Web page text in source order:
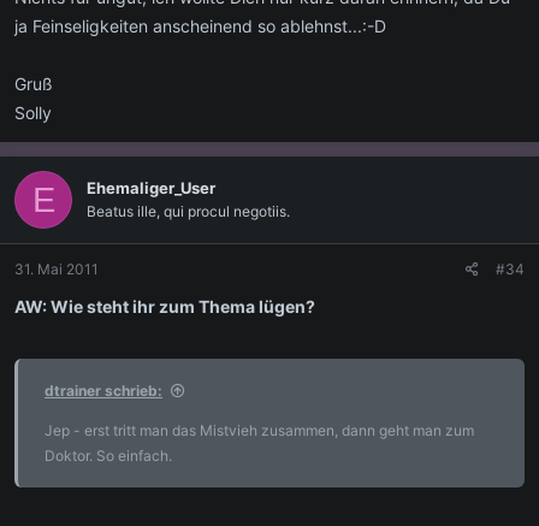
ja Feinseligkeiten anscheinend so ablehnst...:-D
Gruß
Solly
E Ehemaliger_User
Beatus ille, qui procul negotiis.
31. Mai 2011 #34
AW: Wie steht ihr zum Thema lügen?
dtrainer schrieb:
Jep - erst tritt man das Mistvieh zusammen, dann geht man zum
Doktor. So einfach.